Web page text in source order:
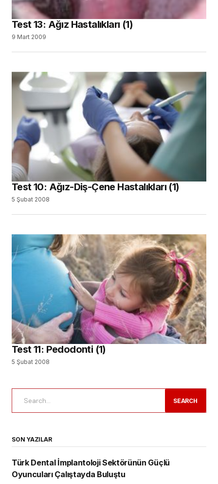
Test 13: Ağız Hastalıkları (1)
9 Mart 2009
Test 10: Ağız-Diş-Çene Hastalıkları (1)
5 Şubat 2008
Test 11: Pedodonti (1)
5 Şubat 2008
SEARCH
SON YAZILAR
Türk Dental İmplantoloji Sektörünün Güçlü
Oyuncuları Çalıştayda Buluştu